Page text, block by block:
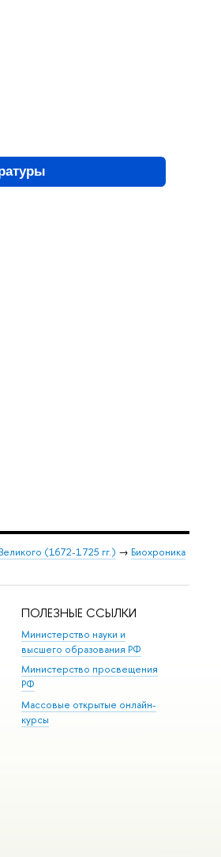
(1672-1725 гг.) → Биохроника
ПОЛЕЗНЫЕ ССЫЛКИ
Министерство науки и
высшего образования РФ
Министерство просвещения
РФ
Массовые открытые онлайн-
курсы